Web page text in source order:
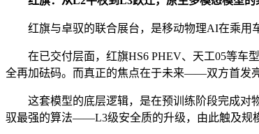
红旗与卓驭的联合展台，是移动物理AI在乘用
在已交付层面，红旗HS6 PHEV、天工05等车
全再加砝码。而真正的焦点在于未来——双方首发
这套模型的底层逻辑，是在预训练阶段完成对
驭最强的算法——L3级安全质的升级，由此触及规